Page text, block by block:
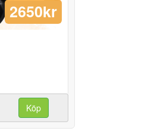
2650kr
Köp